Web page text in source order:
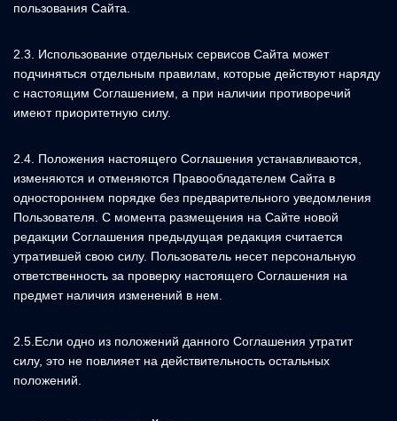
пользования Сайта.
2.3. Использование отдельных сервисов Сайта может
подчиняться отдельным правилам, которые действуют наряду
с настоящим Соглашением, а при наличии противоречий
имеют приоритетную силу.
2.4. Положения настоящего Соглашения устанавливаются,
изменяются и отменяются Правообладателем Сайта в
одностороннем порядке без предварительного уведомления
Пользователя. С момента размещения на Сайте новой
редакции Соглашения предыдущая редакция считается
утратившей свою силу. Пользователь несет персональную
ответственность за проверку настоящего Соглашения на
предмет наличия изменений в нем.
2.5.Если одно из положений данного Соглашения утратит
силу, это не повлияет на действительность остальных
положений.